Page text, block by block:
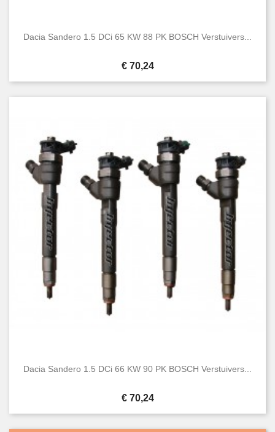
Dacia Sandero 1.5 DCi 65 KW 88 PK BOSCH Verstuivers...
Prijs
€ 70,24
Dacia Sandero 1.5 DCi 66 KW 90 PK BOSCH Verstuivers...
Prijs
€ 70,24